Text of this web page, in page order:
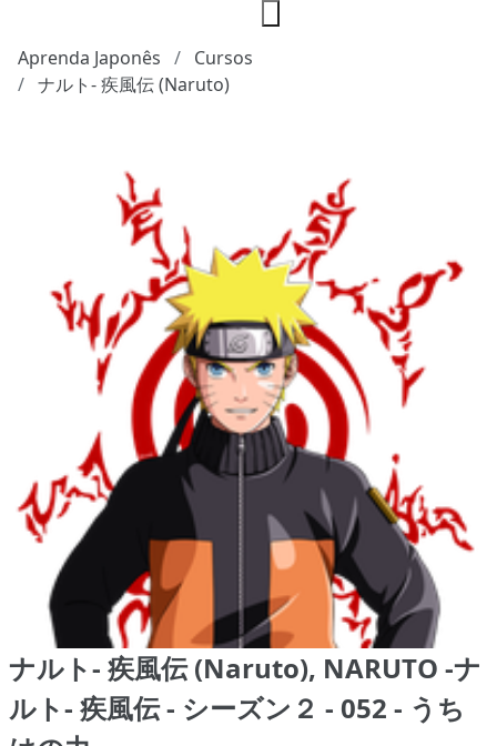
Aprenda Japonês
Cursos
ナルト- 疾風伝 (Naruto)
ナルト- 疾風伝 (Naruto), NARUTO -ナ
ルト- 疾風伝 - シーズン２ - 052 - うち